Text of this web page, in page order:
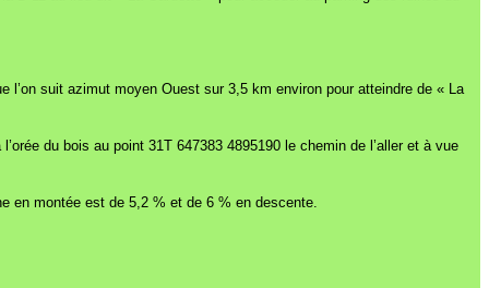
l’on suit azimut moyen Ouest sur 3,5 km environ pour atteindre de « La
du bois au point 31T 647383 4895190 le chemin de l’aller et à vue
en montée est de 5,2 % et de 6 % en descente.